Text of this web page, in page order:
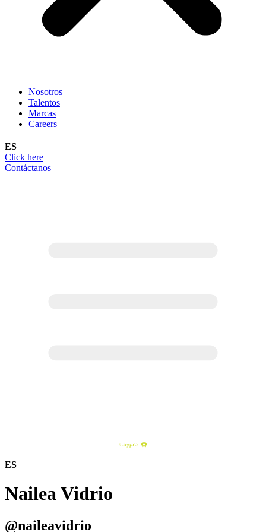
Nosotros
Talentos
Marcas
Careers
ES
Click here
Contáctanos
ES
Nailea Vidrio
@naileavidrio